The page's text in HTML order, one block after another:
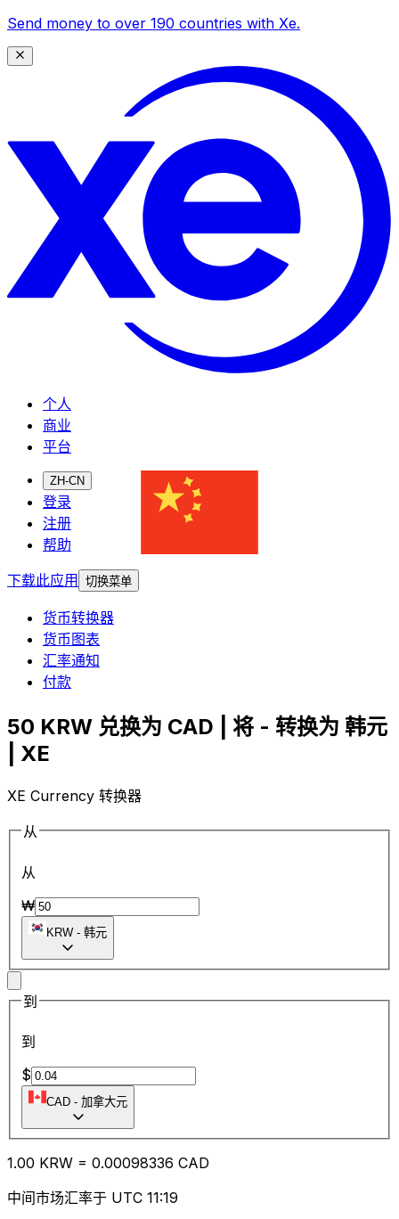
Send money to over 190 countries with Xe.
个人
商业
平台
ZH-CN
登录
注册
帮助
下载此应用
切换菜单
货币转换器
货币图表
汇率通知
付款
50 KRW 兑换为 CAD | 将 - 转换为 韩元
| XE
XE Currency 转换器
从
从
₩
KRW - 韩元
到
到
$
CAD - 加拿大元
1.00 KRW = 0.00098336 CAD
中间市场汇率于 UTC 11:19